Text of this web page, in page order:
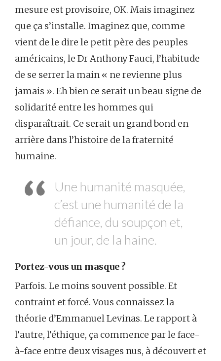
mesure est provisoire, OK. Mais imaginez
que ça s’installe. Imaginez que, comme
vient de le dire le petit père des peuples
américains, le Dr Anthony Fauci, l’habitude
de se serrer la main « ne revienne plus
jamais ». Eh bien ce serait un beau signe de
solidarité entre les hommes qui
disparaîtrait. Ce serait un grand bond en
arrière dans l’histoire de la fraternité
humaine.
Une humanité masquée,
c’est une humanité de la
défiance, du soupçon et,
un jour, de la haine.
Portez-vous un masque ?
Parfois. Le moins souvent possible. Et
contraint et forcé. Vous connaissez la
théorie d’Emmanuel Levinas. Le rapport à
l’autre, l’éthique, ça commence par le face-
à-face entre deux visages nus, à découvert et